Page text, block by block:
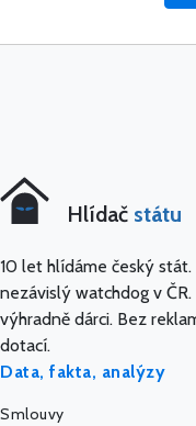
Hlídač státu
10 let hlídáme český
nezávislý watchdog v
výhradně dárci. Bez
dotací.
Data, fakta, analýzy
Smlouvy